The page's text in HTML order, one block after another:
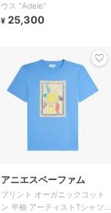
ウス ”Adele”
¥ 25,300
アニエスベーファム
プリント オーガニックコット
ン 半袖 アーティストTシャツ